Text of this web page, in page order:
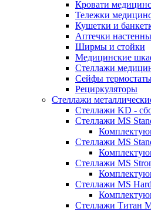
Кровати
Тележки
Кушетки и
Аптечки
Ширмы и стойки
Медицинские
Стеллажи
Сейфы
Рециркуляторы
Стеллажи
Стеллажи KD -
Стеллажи MS
Стеллажи MS
Стеллажи MS
Стеллажи MS
Стеллажи Титан